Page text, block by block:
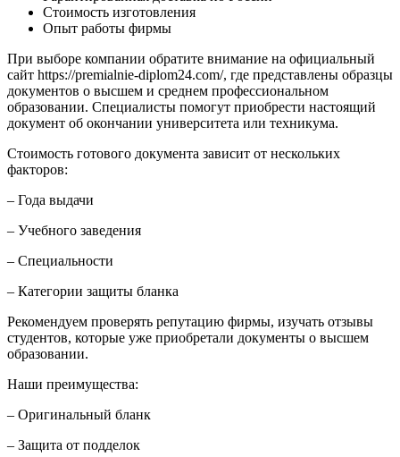
Стоимость изготовления
Опыт работы фирмы
При выборе компании обратите внимание на официальный
сайт https://premialnie-diplom24.com/, где представлены образцы
документов о высшем и среднем профессиональном
образовании. Специалисты помогут приобрести настоящий
документ об окончании университета или техникума.
Стоимость готового документа зависит от нескольких
факторов:
– Года выдачи
– Учебного заведения
– Специальности
– Категории защиты бланка
Рекомендуем проверять репутацию фирмы, изучать отзывы
студентов, которые уже приобретали документы о высшем
образовании.
Наши преимущества:
– Оригинальный бланк
– Защита от подделок